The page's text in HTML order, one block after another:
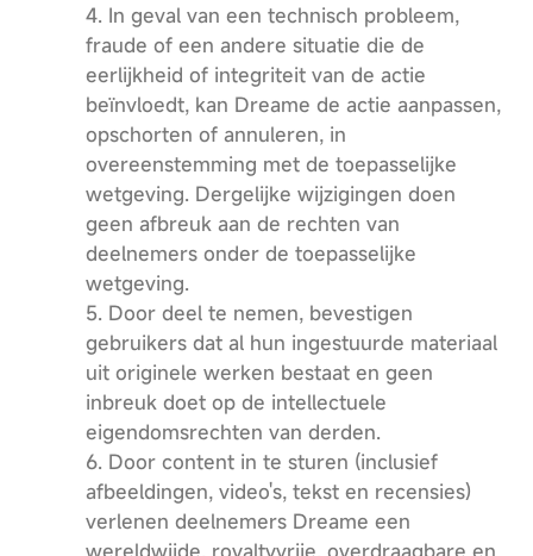
4. In geval van een technisch probleem,
fraude of een andere situatie die de
eerlijkheid of integriteit van de actie
beïnvloedt, kan Dreame de actie aanpassen,
opschorten of annuleren, in
overeenstemming met de toepasselijke
wetgeving. Dergelijke wijzigingen doen
geen afbreuk aan de rechten van
deelnemers onder de toepasselijke
wetgeving.
5. Door deel te nemen, bevestigen
gebruikers dat al hun ingestuurde materiaal
uit originele werken bestaat en geen
inbreuk doet op de intellectuele
eigendomsrechten van derden.
6. Door content in te sturen (inclusief
afbeeldingen, video's, tekst en recensies)
verlenen deelnemers Dreame een
wereldwijde, royaltyvrije, overdraagbare en